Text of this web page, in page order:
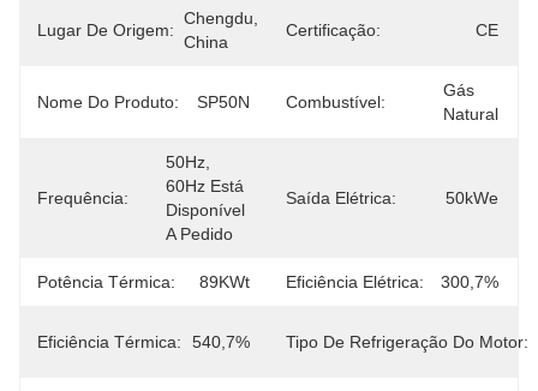
Lugar De Origem:
Chengdu,
China
Certificação: CE
Nome Do Produto: SP50N Combustível:
Gás
Natural
Frequência:
50Hz,
60Hz Está
Disponível
A Pedido
Saída Elétrica: 50kWe
Potência Térmica: 89KWt Eficiência Elétrica: 300,7%
Eficiência Térmica: 540,7% Tipo De Refrigeração Do Motor: